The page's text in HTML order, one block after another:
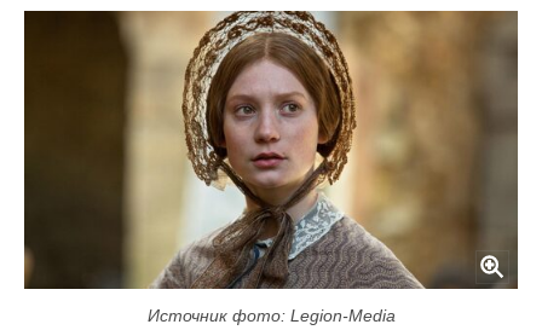
Источник фото: Legion-Media